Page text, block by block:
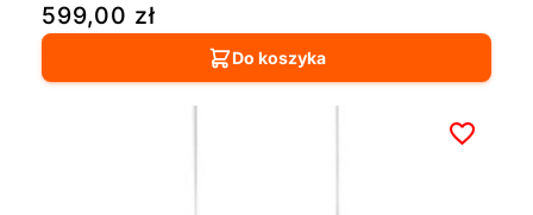
599,00 zł
Do koszyka